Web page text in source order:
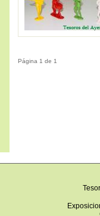
Página 1 de 1